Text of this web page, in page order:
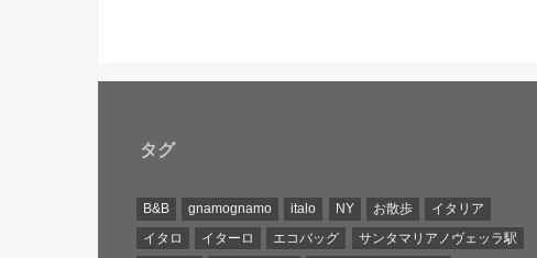
タグ
B&B gnamognamo italo NY お散歩
イタリア
イタロ
イターロ エコバッグ
サンタマリアノヴェッラ駅